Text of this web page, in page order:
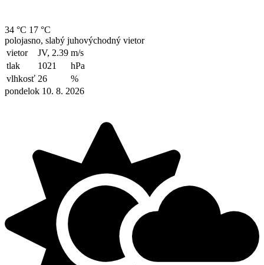
34 °C 17 °C
polojasno, slabý juhovýchodný vietor
vietor
JV, 2.39 m/s
tlak
1021
hPa
vlhkosť 26
%
pondelok 10. 8. 2026